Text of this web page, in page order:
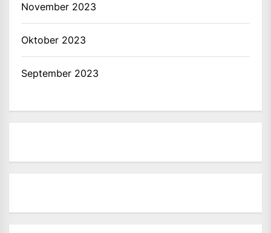
November 2023
Oktober 2023
September 2023